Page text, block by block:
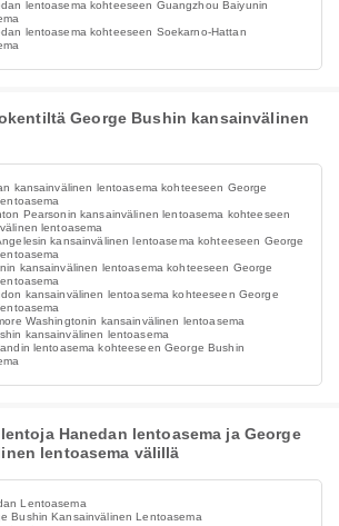
lentoasema kohteeseen Guangzhou Baiyunin
lentoasema kohteeseen Soekarno-Hattan
George Bushin kansainvälinen
kansainvälinen lentoasema kohteeseen George
Pearsonin kansainvälinen lentoasema kohteeseen
lentoasema
kansainvälinen lentoasema kohteeseen George
kansainvälinen lentoasema kohteeseen George
kansainvälinen lentoasema kohteeseen George
Washingtonin kansainvälinen lentoasema
kansainvälinen lentoasema
lentoasema kohteeseen George Bushin
Hanedan lentoasema ja George
lentoasema välillä
Lentoasema
Bushin Kansainvälinen Lentoasema